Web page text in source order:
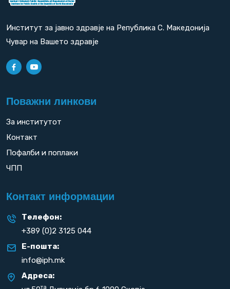
Институт за јавно здравје на Република С. Македонија
Чувар на Вашето здравје
Поважни линкови
За институтот
Контакт
Пофалби и поплаки
ЧПП
Контакт информации
Телефон:
+389 (0)2 3125 044
Е-пошта:
info@iph.mk
Адреса:
та